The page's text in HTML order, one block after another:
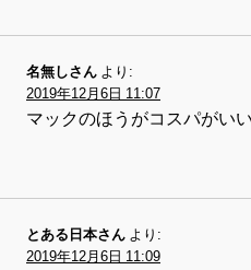
名無しさん より:
2019年12月6日 11:07
マックのほうがコスパがいい
とある日本さん より:
2019年12月6日 11:09